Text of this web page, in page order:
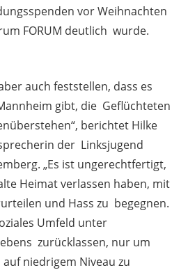
vor Weihnachten
FORUM deutlich wurde.
auch feststellen, dass es
gibt, die Geflüchteten
berichtet Hilke
der Linksjugend
„Es ist ungerechtfertigt,
Heimat verlassen haben, mit
und Hass zu begegnen.
Umfeld unter
zurücklassen, nur um
niedrigem Niveau zu